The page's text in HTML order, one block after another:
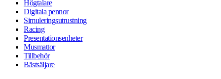
Högtalare
Digitala pennor
Simuleringsutrustning
Racing
Presentationsenheter
Musmattor
Tillbehör
Bästsäljare